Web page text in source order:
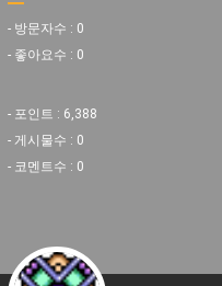
- 방문자수 : 0
- 좋아요수 : 0
- 포인트 : 6,388
- 게시물수 : 0
- 코멘트수 : 0